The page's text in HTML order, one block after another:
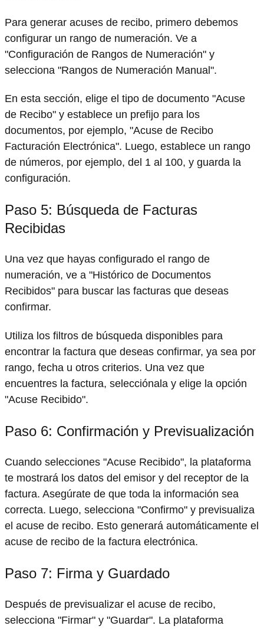
Para generar acuses de recibo, primero debemos
configurar un rango de numeración. Ve a
"Configuración de Rangos de Numeración" y
selecciona "Rangos de Numeración Manual".
En esta sección, elige el tipo de documento "Acuse
de Recibo" y establece un prefijo para los
documentos, por ejemplo, "Acuse de Recibo
Facturación Electrónica". Luego, establece un rango
de números, por ejemplo, del 1 al 100, y guarda la
configuración.
Paso 5: Búsqueda de Facturas
Recibidas
Una vez que hayas configurado el rango de
numeración, ve a "Histórico de Documentos
Recibidos" para buscar las facturas que deseas
confirmar.
Utiliza los filtros de búsqueda disponibles para
encontrar la factura que deseas confirmar, ya sea por
rango, fecha u otros criterios. Una vez que
encuentres la factura, selecciónala y elige la opción
"Acuse Recibido".
Paso 6: Confirmación y Previsualización
Cuando selecciones "Acuse Recibido", la plataforma
te mostrará los datos del emisor y del receptor de la
factura. Asegúrate de que toda la información sea
correcta. Luego, selecciona "Confirmo" y previsualiza
el acuse de recibo. Esto generará automáticamente el
acuse de recibo de la factura electrónica.
Paso 7: Firma y Guardado
Después de previsualizar el acuse de recibo,
selecciona "Firmar" y "Guardar". La plataforma